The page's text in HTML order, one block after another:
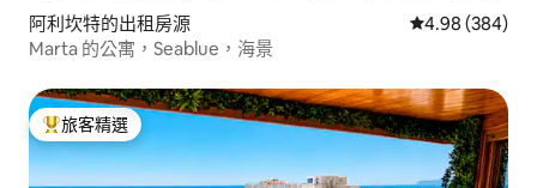
阿利坎特的出租房源 從 384 則評價
4.98 (384)
Marta 的公寓，Seablue，海景
旅客精選榜首
旅客精選